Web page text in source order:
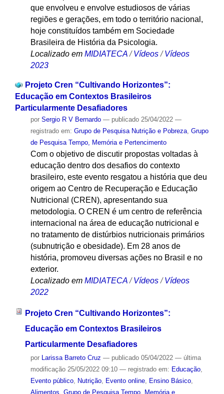
que envolveu e envolve estudiosos de várias
regiões e gerações, em todo o território nacional,
hoje constituídos também em Sociedade
Brasileira de História da Psicologia.
Localizado em MIDIATECA /Vídeos /Vídeos
2023
Projeto Cren “Cultivando Horizontes”:
Educação em Contextos Brasileiros
Particularmente Desafiadores
por Sergio R V Bernardo — publicado25/04/2022 —
registrado em: Grupo de Pesquisa Nutrição e Pobreza, Grupo
de Pesquisa Tempo, Memória e Pertencimento
Com o objetivo de discutir propostas voltadas à
educação dentro dos desafios do contexto
brasileiro, este evento resgatou a história que deu
origem ao Centro de Recuperação e Educação
Nutricional (CREN), apresentando sua
metodologia. O CREN é um centro de referência
internacional na área de educação nutricional e
no tratamento de distúrbios nutricionais primários
(subnutrição e obesidade). Em 28 anos de
história, promoveu diversas ações no Brasil e no
exterior.
Localizado em MIDIATECA /Vídeos /Vídeos
2022
Projeto Cren “Cultivando Horizontes”:
Educação em Contextos Brasileiros
Particularmente Desafiadores
por Larissa Barreto Cruz — publicado05/04/2022 — última
modificação25/05/2022 09:10 — registrado em: Educação,
Evento público, Nutrição, Evento online, Ensino Básico,
Alimentos, Grupo de Pesquisa Tempo, Memória e